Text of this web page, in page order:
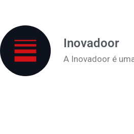
Inovadoor
A Inovadoor é